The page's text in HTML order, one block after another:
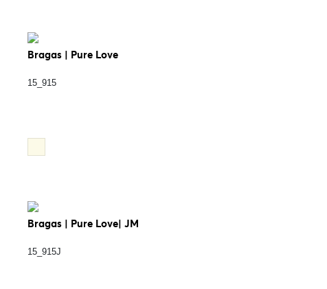
Bragas | Pure Love
15_915
Bragas | Pure Love| JM
15_915J